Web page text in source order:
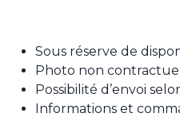
Sous réserve de
Photo non
Possibilité d’envoi
Informations et